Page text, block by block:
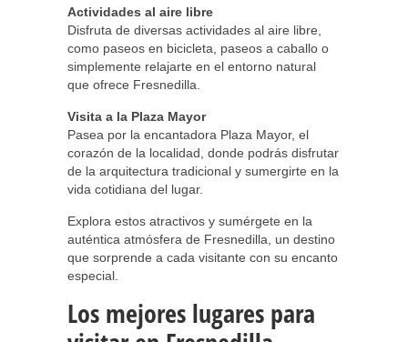
Actividades al aire libre
Disfruta de diversas actividades al aire libre,
como paseos en bicicleta, paseos a caballo o
simplemente relajarte en el entorno natural
que ofrece Fresnedilla.
Visita a la Plaza Mayor
Pasea por la encantadora Plaza Mayor, el
corazón de la localidad, donde podrás disfrutar
de la arquitectura tradicional y sumergirte en la
vida cotidiana del lugar.
Explora estos atractivos y sumérgete en la
auténtica atmósfera de Fresnedilla, un destino
que sorprende a cada visitante con su encanto
especial.
Los mejores lugares para